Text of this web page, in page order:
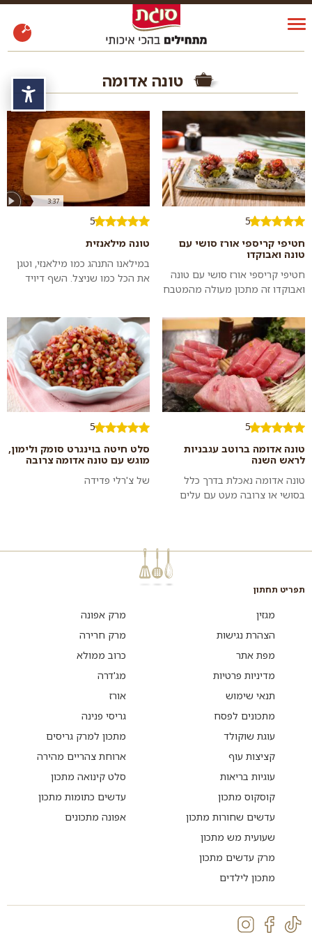
טונה אדומה
5
חטיפי קריספי אורז סושי עם
טונה ואבוקדו
חטיפי קריספי אורז סושי עם טונה
ואבוקדו זה מתכון מעולה מהמטבח
משלב טעמים רבים וממכר ממ...
3:37
5
טונה מילאנזית
במילאנו התנהג כמו מילאנזי, וטגן
את הכל כמו שניצל. השף דיויד
5
טונה אדומה ברוטב עגבניות
לראש השנה
טונה אדומה נאכלת בדרך כלל
בסושי או צרובה מעט עם עלים
5
סלט חיטה בוינגרט סומק ולימון,
מוגש עם טונה אדומה צרובה
של צ'רלי פדידה
תפריט תחתון
מגזין
הצהרת נגישות
מפת אתר
מדיניות פרטיות
תנאי שימוש
מתכונים לפסח
עוגת שוקולד
קציצות עוף
עוגיות בריאות
קוסקוס מתכון
עדשים שחורות מתכון
שעועית מש מתכון
מרק עדשים מתכון
מתכון לילדים
מרק אפונה
מרק חרירה
כרוב ממולא
מג'דרה
אורז
גריסי פנינה
מתכון למרק גריסים
ארוחת צהריים מהירה
סלט קינואה מתכון
עדשים כתומות מתכון
אפונה מתכונים